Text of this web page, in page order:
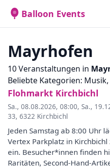
Balloon Events
Mayrhofen
10 Veranstaltungen in
Beliebte Kategorien:
Flohmarkt Kirchbichl
Sa., 08.08.2026, 08:00, Sa.,
33, 6322 Kirchbichl
Jeden Samstag ab 8:00 Uhr
Vertex Parkplatz in
ein. Besucher*innen finden
Raritäten, Second-Hand-